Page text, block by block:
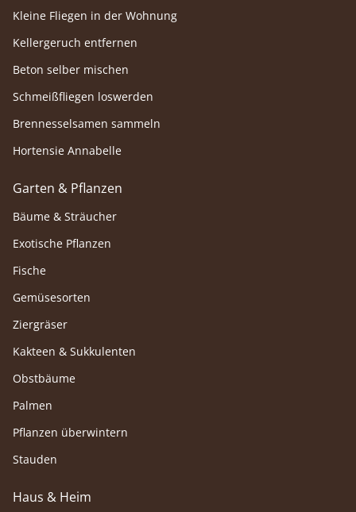
Kleine Fliegen in der Wohnung
Kellergeruch entfernen
Beton selber mischen
Schmeißfliegen loswerden
Brennesselsamen sammeln
Hortensie Annabelle
Garten & Pflanzen
Bäume & Sträucher
Exotische Pflanzen
Fische
Gemüsesorten
Ziergräser
Kakteen & Sukkulenten
Obstbäume
Palmen
Pflanzen überwintern
Stauden
Haus & Heim